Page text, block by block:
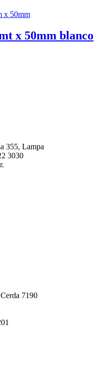
x 50mm blanco
355, Lampa
3030
7190